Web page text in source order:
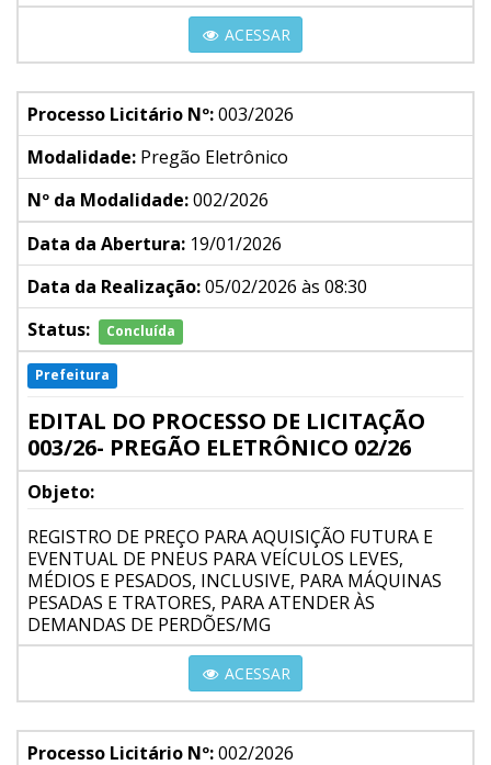
ACESSAR
Processo Licitário Nº:003/2026
Modalidade: Pregão Eletrônico
Nº da Modalidade:002/2026
Data da Abertura: 19/01/2026
Data da Realização:05/02/2026 às 08:30
Status:
Concluída
Prefeitura
EDITAL DO PROCESSO DE LICITAÇÃO
003/26- PREGÃO ELETRÔNICO 02/26
Objeto:
REGISTRO DE PREÇO PARA AQUISIÇÃO FUTURA E
EVENTUAL DE PNEUS PARA VEÍCULOS LEVES,
MÉDIOS E PESADOS, INCLUSIVE, PARA MÁQUINAS
PESADAS E TRATORES, PARA ATENDER ÀS
DEMANDAS DE PERDÕES/MG
ACESSAR
Processo Licitário Nº:002/2026